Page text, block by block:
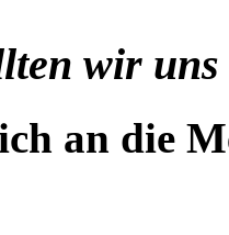
wir
an die